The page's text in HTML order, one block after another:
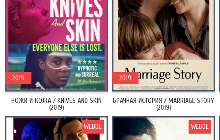
НОЖИ И КОЖА / KNIVES AND SKIN
(2019)
2019
БРАЧНАЯ ИСТОРИЯ / MARRIAGE STORY
(2019)
2019
WEBDL WEBDL